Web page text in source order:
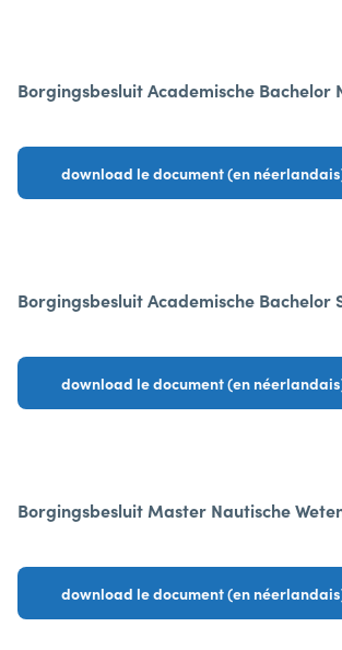
Borgingsbesluit Academische Bachelor
download le document (en
Borgingsbesluit Academische Bachelor
download le document (en
Borgingsbesluit Master Nautische
download le document (en